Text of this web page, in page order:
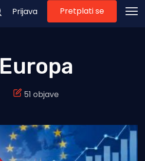
Prijava Pretplati se
Europa
51 objave